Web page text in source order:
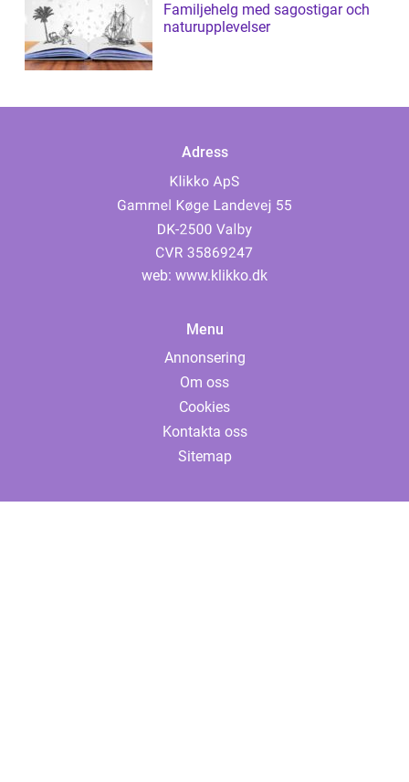
Familjehelg med sagostigar och
naturupplevelser
Adress
web: www.klikko.dk
Menu
Annonsering
Om oss
Cookies
Kontakta oss
Sitemap